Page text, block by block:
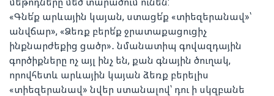
«Գնե՛ք արևային կայան, ստացե՛ք «տիեզերանավ»՝
անվճար», «Ձեռք բերե՛ք ջրատաքացուցիչ
ինքնարժեքից ցածր»․ նմանատիպ գովազդային
գործիքները ոչ այլ ինչ են, քան գնային ծուղակ,
որովհետև արևային կայան ձեռք բերելիս
«տիեզերանավ» նվեր ստանալով՝ դու ի սկզբանե